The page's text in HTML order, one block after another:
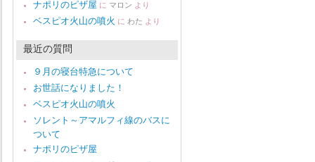
ナポリのピザ屋 に マロン より
ベスピオ火山の噴火 に わた より
最近の質問
９月の寝台特急について
お世話になりました！
ベスピオ火山の噴火
ソレント～アマルフィ線のバスに
ついて
ナポリのピザ屋